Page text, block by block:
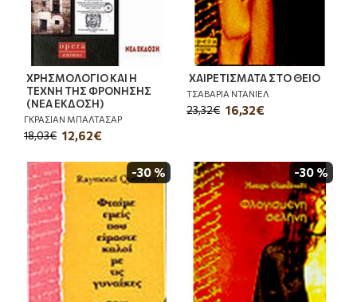
ΧΡΗΣΜΟΛΟΓΙΟ ΚΑΙ Η
ΤΕΧΝΗ ΤΗΣ ΦΡΟΝΗΣΗΣ
(ΝΕΑ ΕΚΔΟΣΗ)
ΓΚΡΑΣΙΑΝ ΜΠΑΛΤΑΣΑΡ
12,62€
18,03€
ΧΑΙΡΕΤΙΣΜΑΤΑ ΣΤΟ ΘΕΙΟ
ΤΣΑΒΑΡΙΑ ΝΤΑΝΙΕΛ
16,32€
23,32€
-30 % -30 %